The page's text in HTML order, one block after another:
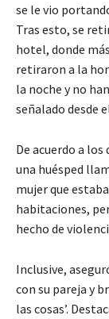
se le vio
Tras esto, se
hotel, donde
retiraron a la
la noche y no
señalado desde
De acuerdo a
una huésped
mujer que
habitaciones,
hecho de
Inclusive,
con su pareja y
las cosas’.